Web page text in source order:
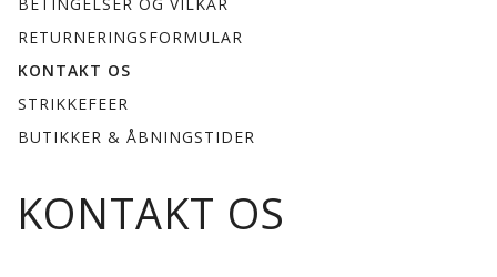
RETURNERINGSFORMULAR
KONTAKT OS
STRIKKEFEER
BUTIKKER & ÅBNINGSTIDER
KONTAKT OS